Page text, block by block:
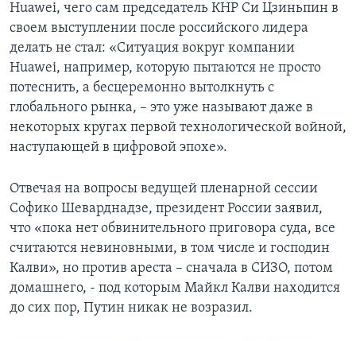
Huawei, чего сам председатель КНР Си Цзиньпин в
своем выступлении после российского лидера
делать не стал: «Ситуация вокруг компании
Huawei, например, которую пытаются не просто
потеснить, а бесцеремонно вытолкнуть с
глобального рынка, – это уже называют даже в
некоторых кругах первой технологической войной,
наступающей в цифровой эпохе».
Отвечая на вопросы ведущей пленарной сессии
Софико Шеварднадзе, президент России заявил,
что «пока нет обвинительного приговора суда, все
считаются невиновными, в том числе и господин
Калви», но против ареста – сначала в СИЗО, потом
домашнего, - под которым Майкл Калви находится
до сих пор, Путин никак не возразил.